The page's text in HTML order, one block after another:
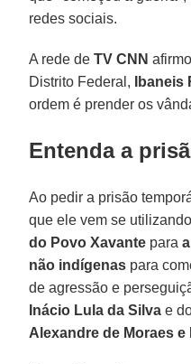
redes sociais.
A rede deTV CNN
Distrito Federal,
Ibaneis
ordem é prender os
Entenda a
Ao pedir a prisão
que ele vem se
do Povo Xavante para
não indígenas para
de agressão e
Inácio Lula da Silva e
Alexandre de Moraes